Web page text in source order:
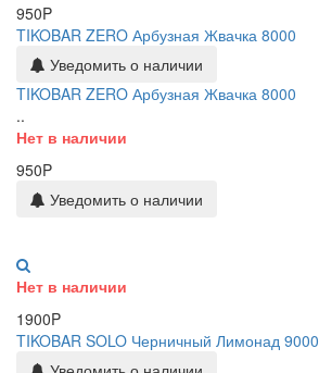
950P
TIKOBAR ZERO Арбузная Жвачка 8000
Уведомить о наличии
TIKOBAR ZERO Арбузная Жвачка 8000
..
Нет в наличии
950P
Уведомить о наличии
Нет в наличии
1900P
TIKOBAR SOLO Черничный Лимонад 9000